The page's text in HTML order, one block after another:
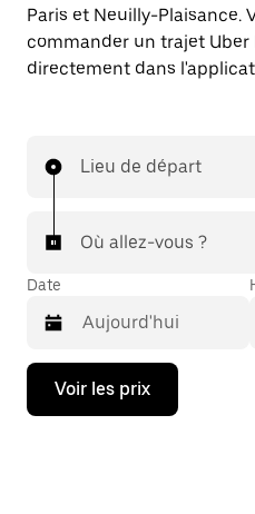
Paris et Neuilly-Plaisance.
commander un trajet
directement dans
Lieu de départ
Où allez-vous ?
Date
Appuyez
la
Voir les prix